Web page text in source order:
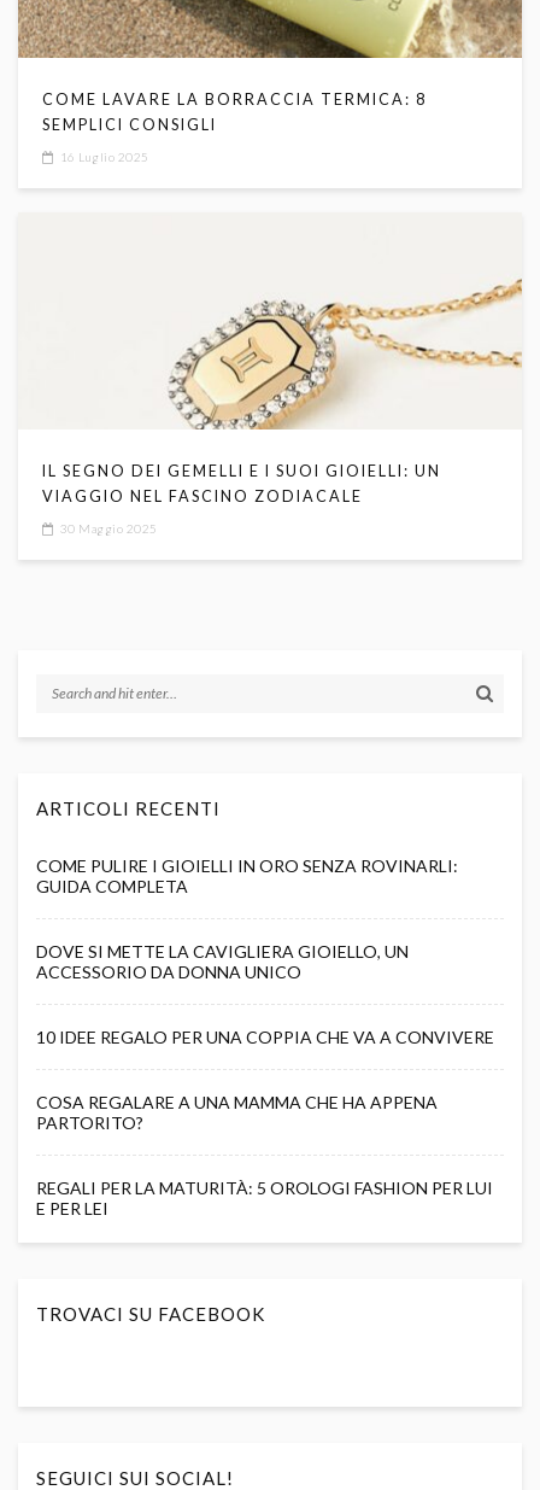
COME LAVARE LA BORRACCIA TERMICA: 8
SEMPLICI CONSIGLI
16 Luglio 2025
IL SEGNO DEI GEMELLI E I SUOI GIOIELLI: UN
VIAGGIO NEL FASCINO ZODIACALE
30 Maggio 2025
ARTICOLI RECENTI
COME PULIRE I GIOIELLI IN ORO SENZA ROVINARLI:
GUIDA COMPLETA
DOVE SI METTE LA CAVIGLIERA GIOIELLO, UN
ACCESSORIO DA DONNA UNICO
10 IDEE REGALO PER UNA COPPIA CHE VA A CONVIVERE
COSA REGALARE A UNA MAMMA CHE HA APPENA
PARTORITO?
REGALI PER LA MATURITÀ: 5 OROLOGI FASHION PER LUI
E PER LEI
TROVACI SU FACEBOOK
SEGUICI SUI SOCIAL!